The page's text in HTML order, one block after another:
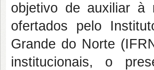
objetivo de auxiliar à
ofertados pelo
Grande do Norte
institucionais, o